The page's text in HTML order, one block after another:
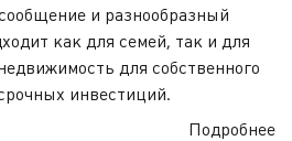
и разнообразный
как для семей, так и для
для собственного
инвестиций.
Подробнее